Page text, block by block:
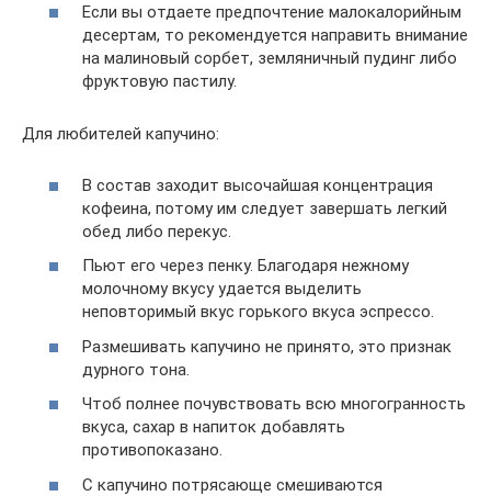
Если вы отдаете предпочтение малокалорийным
десертам, то рекомендуется направить внимание
на малиновый сорбет, земляничный пудинг либо
фруктовую пастилу.
Для любителей капучино:
В состав заходит высочайшая концентрация
кофеина, потому им следует завершать легкий
обед либо перекус.
Пьют его через пенку. Благодаря нежному
молочному вкусу удается выделить
неповторимый вкус горького вкуса эспрессо.
Размешивать капучино не принято, это признак
дурного тона.
Чтоб полнее почувствовать всю многогранность
вкуса, сахар в напиток добавлять
противопоказано.
С капучино потрясающе смешиваются